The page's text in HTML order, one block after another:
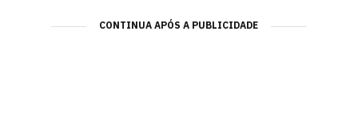
CONTINUA APÓS A PUBLICIDADE